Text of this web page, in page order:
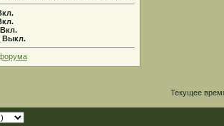
Вкл.
Выкл.
Текущее